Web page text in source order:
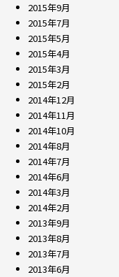
2015年9月
2015年7月
2015年5月
2015年4月
2015年3月
2015年2月
2014年12月
2014年11月
2014年10月
2014年8月
2014年7月
2014年6月
2014年3月
2014年2月
2013年9月
2013年8月
2013年7月
2013年6月